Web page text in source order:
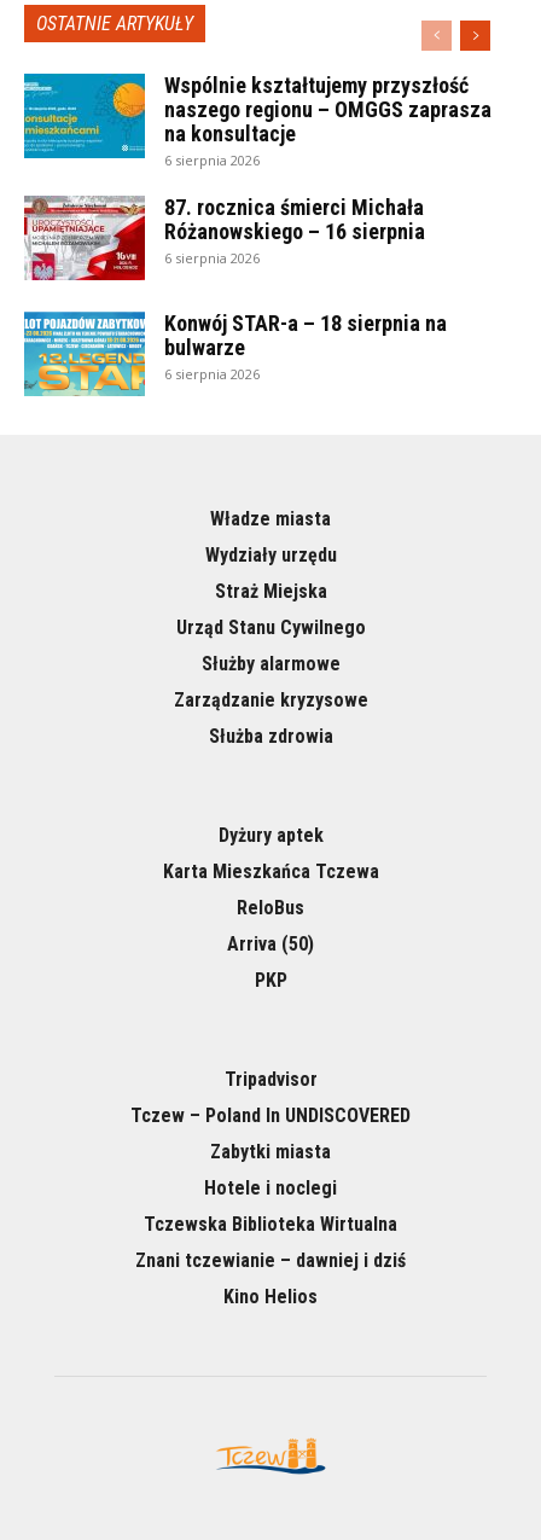
OSTATNIE ARTYKUŁY
Wspólnie kształtujemy przyszłość
naszego regionu – OMGGS zaprasza
na konsultacje
6 sierpnia 2026
87. rocznica śmierci Michała
Różanowskiego – 16 sierpnia
6 sierpnia 2026
Konwój STAR-a – 18 sierpnia na
bulwarze
6 sierpnia 2026
Władze miasta
Wydziały urzędu
Straż Miejska
Urząd Stanu Cywilnego
Służby alarmowe
Zarządzanie kryzysowe
Służba zdrowia
Dyżury aptek
Karta Mieszkańca Tczewa
ReloBus
Arriva (50)
PKP
Tripadvisor
Tczew – Poland In UNDISCOVERED
Zabytki miasta
Hotele i noclegi
Tczewska Biblioteka Wirtualna
Znani tczewianie – dawniej i dziś
Kino Helios